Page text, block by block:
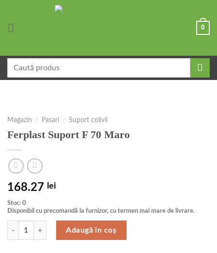
0
după:
Magazin / Pasari / Suport colivii
Ferplast Suport F 70 Maro
168.27 lei
Stoc: 0
Disponibil cu precomandă la furnizor, cu termen mai mare de livrare.
Cantitate Ferplast Suport F 70 Maro
Adaugă în coș